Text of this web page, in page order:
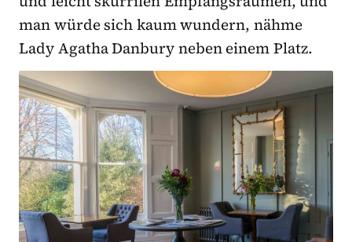
man würde sich kaum wundern, nähme
Lady Agatha Danbury neben einem Platz.